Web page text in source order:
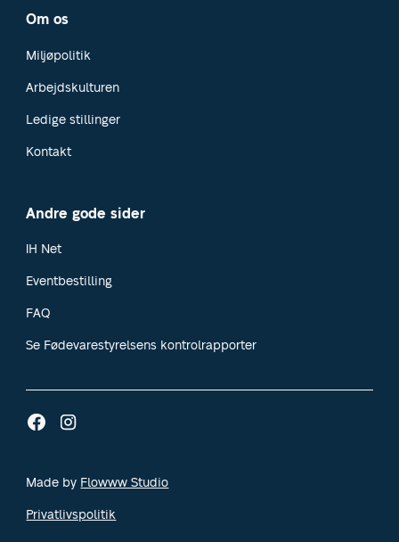
Om os
Miljøpolitik
Arbejdskulturen
Ledige stillinger
Kontakt
Andre gode sider
IH Net
Eventbestilling
FAQ
Se Fødevarestyrelsens kontrolrapporter
Made by Flowww Studio
Privatlivspolitik